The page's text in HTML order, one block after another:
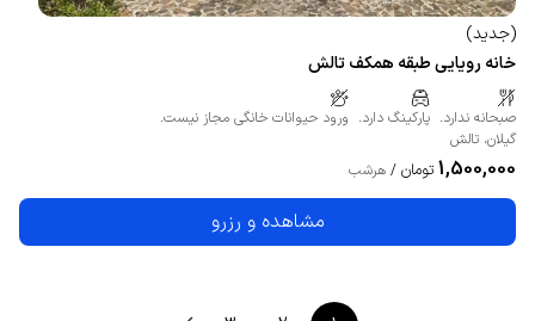
(جدید)
خانه رویایی طبقه همکف تالش
صبحانه ندارد. پارکینگ دارد. ورود حیوانات خانگی مجاز نیست.
گیلان، تالش
1,500,000 تومان / هرشب
مشاهده و رزرو